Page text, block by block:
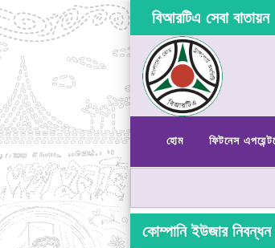
বিআরটিএ সেবা বাতায়ন
হোম ফিটনেস
কোম্পানি ইউজার নিবন্ধন